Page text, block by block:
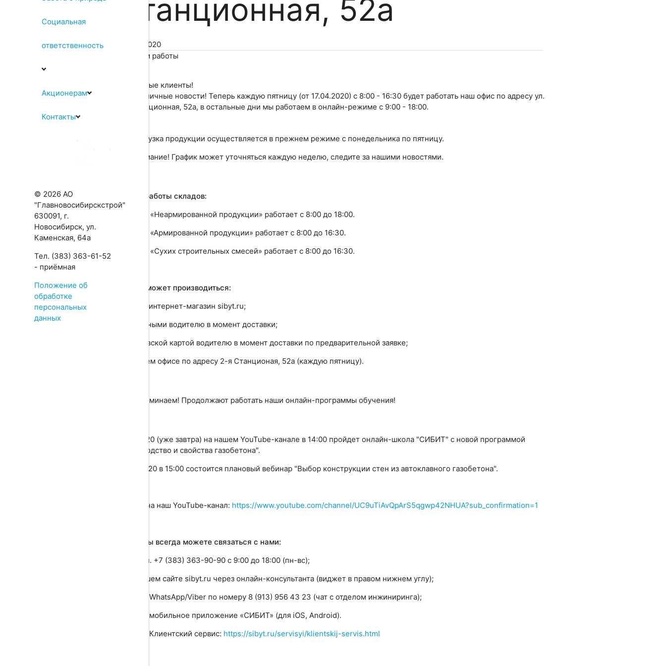
Социальная
ответственность
Акционерам
Контакты
© 2026 АО
"Главновосибирскстрой"
630091, г.
Новосибирск, ул.
Каменская, 64а
Тел. (383) 363-61-52
- приёмная
Положение об
обработке
персональных
данных
Станционная, 52а
16.04.2020
Уважаемые клиенты!
У нас отличные новости! Теперь каждую пятницу (от 17.04.2020) с 8:00 - 16:30 будет работать наш офис по адресу ул.
2-я Станционная, 52а, в остальные дни мы работаем в онлайн-режиме с 9:00 - 18:00.
Отгрузка продукции осуществляется в прежнем режиме с понедельника по пятницу.
Внимание! График может уточняться каждую неделю, следите за нашими новостями.
Режим работы складов:
✔️ Склад «Неармированной продукции» работает с 8:00 до 18:00.
✔️ Склад «Армированной продукции» работает с 8:00 до 16:30.
✔️ Склад «Сухих строительных смесей» работает с 8:00 до 16:30.
Оплата может производиться:
✅ через интернет-магазин sibyt.ru;
✅ наличными водителю в момент доставки;
✅ банковской картой водителю в момент доставки по предварительной заявке;
✅ в нашем офисе по адресу 2-я Станционая, 52а (каждую пятницу).
Напоминаем! Продолжают работать наши онлайн-программы обучения!
17.04.2020 (уже завтра) на нашем YouTube-канале в 14:00 пройдет онлайн-школа "СИБИТ" с новой программой
"Производство и свойства газобетона".
23.04.2020 в 15:00 состоится плановый вебинар "Выбор конструкции стен из автоклавного газобетона".
Ссылка на наш YouTube-канал: https://www.youtube.com/channel/UC9uTiAvQpArS5qgwp42NHUA?sub_confirmation=1
Также Вы всегда можете связаться с нами:
✔️ по тел. +7 (383) 363-90-90 с 9:00 до 18:00 (пн-вс);
✔️ на нашем сайте sibyt.ru через онлайн-консультанта (виджет в правом нижнем углу);
✔️ через WhatsApp/Viber по номеру 8 (913) 956 43 23 (чат с отделом инжиниринга);
✔️ через мобильное приложение «СИБИТ» (для iOS, Android).
✔️ через Клиентский сервис: https://sibyt.ru/servisyi/klientskij-servis.html